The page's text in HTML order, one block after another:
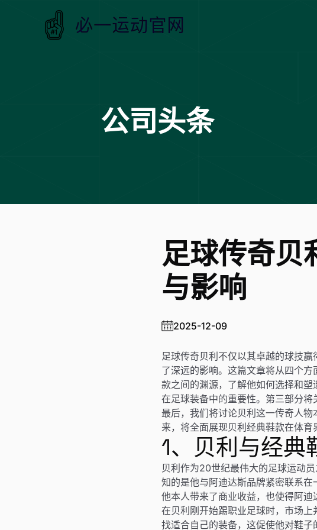
公司头条
足球传奇贝
与影响
2025-12-09
足球传奇贝利不仅以其卓越的球技
了深远的影响。这篇文章将从四个
款之间的渊源，了解他如何选择和
在足球装备中的重要性。第三部分将
最后，我们将讨论贝利这一传奇人
来，将全面展现贝利经典鞋款在体育
1、贝利与经典
贝利作为20世纪最伟大的足球运动
知的是他与阿迪达斯品牌紧密联系
他本人带来了商业收益，也使得阿迪
在贝利刚开始踢职业足球时，市场
找适合自己的装备，这促使他对鞋